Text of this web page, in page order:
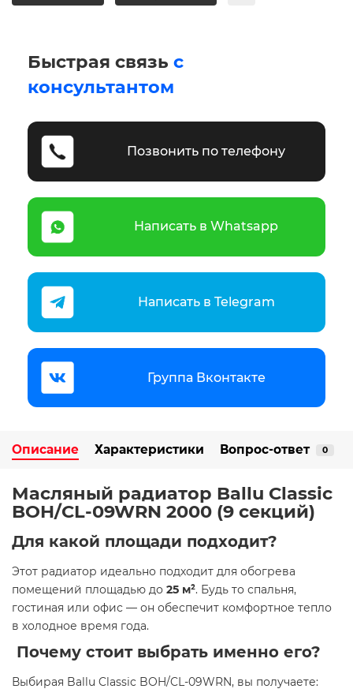
Быстрая связь с
консультантом
Позвонить по телефону
Написать в Whatsapp
Написать в Telegram
Группа Вконтакте
Описание Характеристики Вопрос-ответ 0
Масляный радиатор Ballu Classic
BOH/CL-09WRN 2000 (9 секций)​
Для какой площади подходит?
Этот радиатор идеально подходит для обогрева
помещений площадью до 25 м². Будь то спальня,
гостиная или офис — он обеспечит комфортное тепло
в холодное время года.​
Почему стоит выбрать именно его?
Выбирая Ballu Classic BOH/CL-09WRN, вы получаете:​